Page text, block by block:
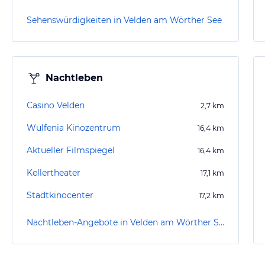
Sehenswürdigkeiten in Velden am Wörther See
Nachtleben
Casino Velden 2,7 km
Wulfenia Kinozentrum 16,4 km
Aktueller Filmspiegel 16,4 km
Kellertheater 17,1 km
Stadtkinocenter 17,2 km
Nachtleben-Angebote in Velden am Wörther See